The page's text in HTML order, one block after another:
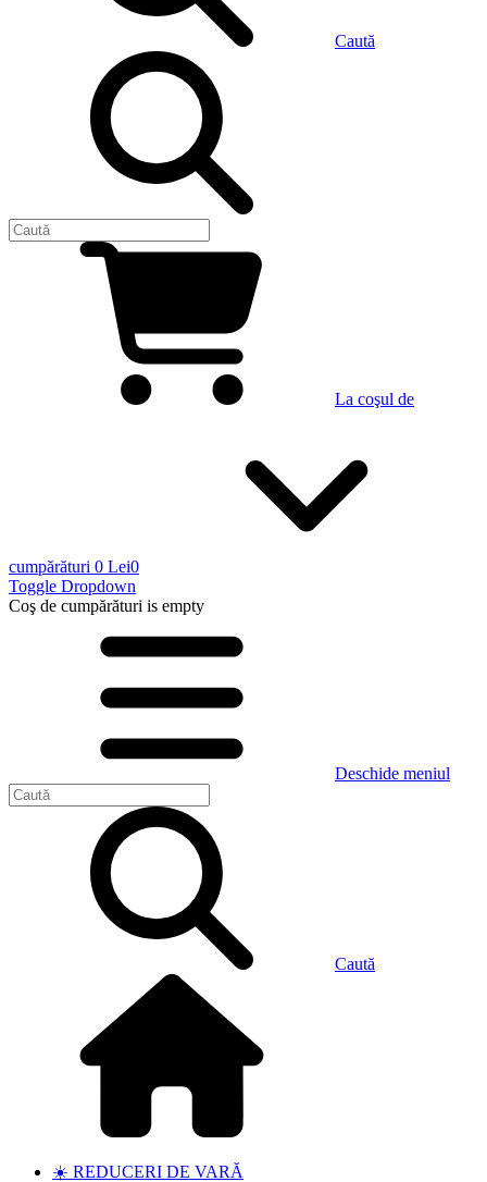
Caută
La coşul de
cumpărături 0 Lei0
Toggle Dropdown
Coş de cumpărături is empty
Deschide meniul
Caută
☀️ REDUCERI DE VARĂ